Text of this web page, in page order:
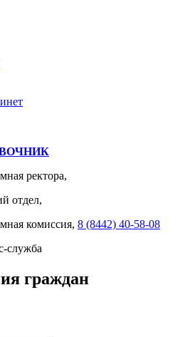
ректора,
отдел,
комиссия, 8 (8442) 40-58-08
служба
граждан